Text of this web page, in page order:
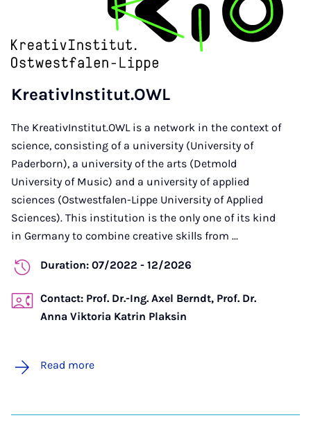
KreativInstitut.OWL
The KreativInstitut.OWL is a network in the context of
science, consisting of a university (University of
Paderborn), a university of the arts (Detmold
University of Music) and a university of applied
sciences (Ostwestfalen-Lippe University of Applied
Sciences). This institution is the only one of its kind
in Germany to combine creative skills from ...
Duration: 07/2022 - 12/2026
Contact: Prof. Dr.-Ing. Axel Berndt, Prof. Dr.
Anna Viktoria Katrin Plaksin
Read more